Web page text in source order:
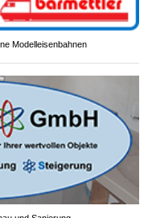
Modelleisenbahnen